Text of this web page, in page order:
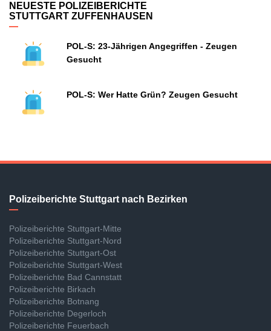
NEUESTE POLIZEIBERICHTE
STUTTGART ZUFFENHAUSEN
POL-S: 23-Jährigen Angegriffen - Zeugen
Gesucht
POL-S: Wer Hatte Grün? Zeugen Gesucht
Polizeiberichte Stuttgart nach Bezirken
Polizeiberichte Stuttgart-Mitte
Polizeiberichte Stuttgart-Nord
Polizeiberichte Stuttgart-Ost
Polizeiberichte Stuttgart-West
Polizeiberichte Bad Cannstatt
Polizeiberichte Birkach
Polizeiberichte Botnang
Polizeiberichte Degerloch
Polizeiberichte Feuerbach